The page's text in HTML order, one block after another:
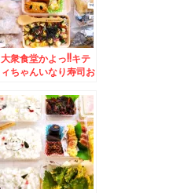
大衆食堂かよっ!!キテ
ィちゃんいなり寿司お
峠「峠の茶屋」の「あ
げいも」こちらは無料
トッピングが充実(*
´艸`*)